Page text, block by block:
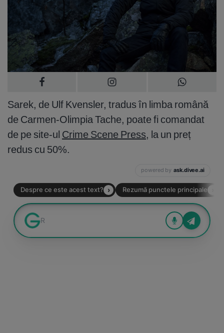
Sarek, de Ulf Kvensler, tradus în limba română
de Carmen-Olimpia Tache, poate fi comandat
de pe site-ul Crime Scene Press, la un preț
redus cu 50%.